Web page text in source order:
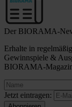
Der BIORAMA-
Erhalte in
Gewinnspiele &
BIORAMA-
Jetzt eintragen: